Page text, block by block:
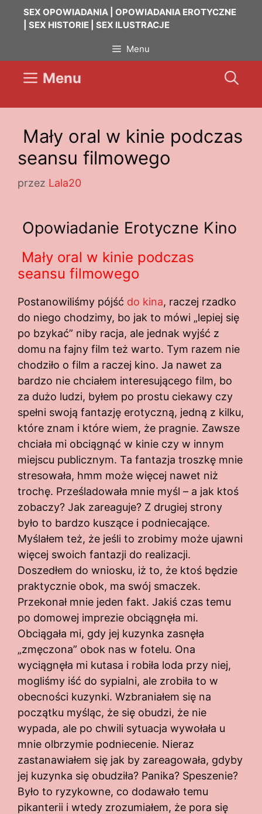
PrzejdźSEX OPOWIADANIA | OPOWIADANIA EROTYCZNE
| SEX HISTORIE | SEX ILUSTRACJE
Menu
Menu
Mały oral w kinie podczas
seansu filmowego
przez Lala20
Opowiadanie Erotyczne Kino
Mały oral w kinie podczas
seansu filmowego
Postanowiliśmy pójść do kina, raczej rzadko
do niego chodzimy, bo jak to mówi „lepiej się
po bzykać” niby racja, ale jednak wyjść z
domu na fajny film też warto. Tym razem nie
chodziło o film a raczej kino. Ja nawet za
bardzo nie chciałem interesującego film, bo
za dużo ludzi, byłem po prostu ciekawy czy
spełni swoją fantazję erotyczną, jedną z kilku,
które znam i które wiem, że pragnie. Zawsze
chciała mi obciągnąć w kinie czy w innym
miejscu publicznym. Ta fantazja troszkę mnie
stresowała, hmm może więcej nawet niż
trochę. Prześladowała mnie myśl – a jak ktoś
zobaczy? Jak zareaguje? Z drugiej strony
było to bardzo kuszące i podniecające.
Myślałem też, że jeśli to zrobimy może ujawni
więcej swoich fantazji do realizacji.
Doszedłem do wniosku, iż to, że ktoś będzie
praktycznie obok, ma swój smaczek.
Przekonał mnie jeden fakt. Jakiś czas temu
po domowej imprezie obciągnęła mi.
Obciągała mi, gdy jej kuzynka zasnęła
„zmęczona” obok nas w fotelu. Ona
wyciągnęła mi kutasa i robiła loda przy niej,
mogliśmy iść do sypialni, ale zrobiła to w
obecności kuzynki. Wzbraniałem się na
początku myśląc, że się obudzi, że nie
wypada, ale po chwili sytuacja wywołała u
mnie olbrzymie podniecenie. Nieraz
zastanawiałem się jak by zareagowała, gdyby
jej kuzynka się obudziła? Panika? Speszenie?
Było to ryzykowne, co dodawało temu
pikanterii i wtedy zrozumiałem, że pora się